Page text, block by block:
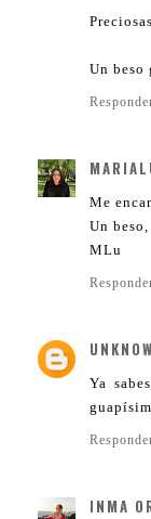
Un beso
Me
Un beso,
MLu
Ya
INMA